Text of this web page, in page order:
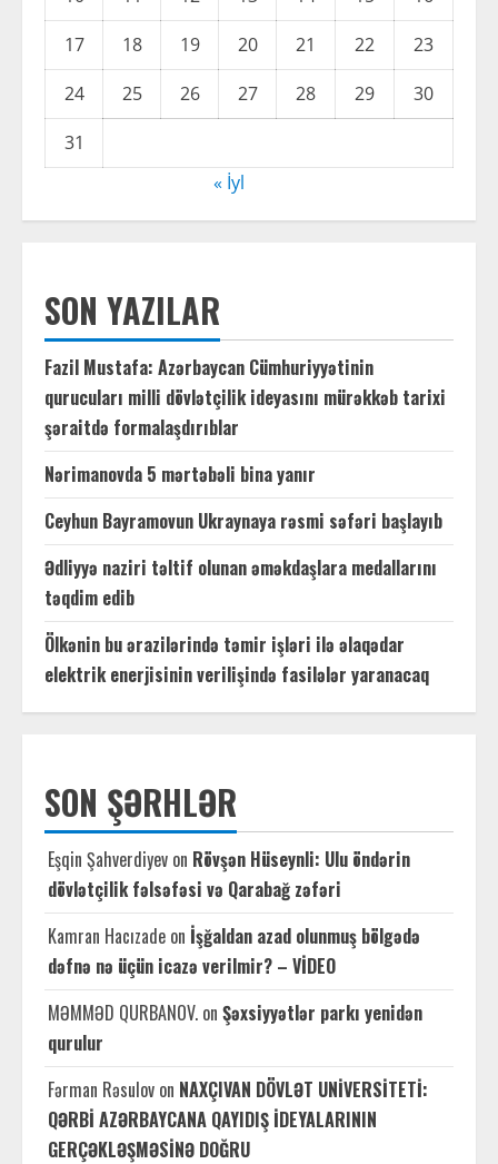
17
18 19 20 21 22
23
24
25 26 27 28 29
30
31
« İyl
SON YAZILAR
Fazil Mustafa: Azərbaycan Cümhuriyyətinin
qurucuları milli dövlətçilik ideyasını mürəkkəb tarixi
şəraitdə formalaşdırıblar
Nərimanovda 5 mərtəbəli bina yanır
Ceyhun Bayramovun Ukraynaya rəsmi səfəri başlayıb
Ədliyyə naziri təltif olunan əməkdaşlara medallarını
təqdim edib
Ölkənin bu ərazilərində təmir işləri ilə əlaqədar
elektrik enerjisinin verilişində fasilələr yaranacaq
SON ŞƏRHLƏR
Eşqin Şahverdiyev on Rövşən Hüseynli: Ulu öndərin
dövlətçilik fəlsəfəsi və Qarabağ zəfəri
Kamran Hacızade on İşğaldan azad olunmuş bölgədə
dəfnə nə üçün icazə verilmir? – VİDEO
MƏMMƏD QURBANOV. on Şəxsiyyətlər parkı yenidən
qurulur
Fərman Rəsulov on NAXÇIVAN DÖVLƏT UNİVERSİTETİ:
QƏRBİ AZƏRBAYCANA QAYIDIŞ İDEYALARININ
GERÇƏKLƏŞMƏSİNƏ DOĞRU